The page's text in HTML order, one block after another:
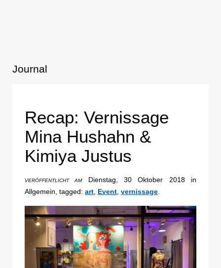
Journal
Recap: Vernissage
Mina Hushahn &
Kimiya Justus
VERÖFFENTLICHT AMDienstag, 30 Oktober 2018 in
Allgemein, tagged: art, Event, vernissage.